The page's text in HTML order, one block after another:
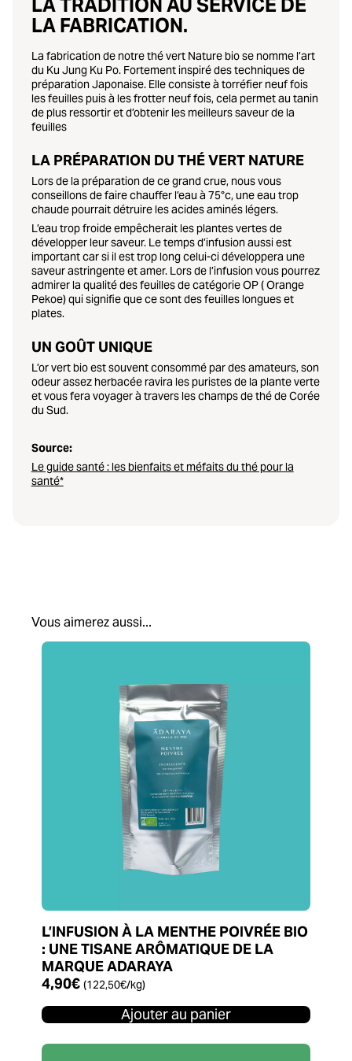
LA FABRICATION.
La fabrication de notre thé vert Nature bio se nomme l’art
du Ku Jung Ku Po. Fortement inspiré des techniques de
préparation Japonaise. Elle consiste à torréfier neuf fois
les feuilles puis à les frotter neuf fois,cela permet au tanin
de plus ressortir et d’obtenir les meilleurs saveur de la
feuilles
LA PRÉPARATION DU THÉ VERT NATURE
Lors de la préparation de ce grand crue, nous vous
conseillons de faire chauffer l’eau à 75°c, une eau trop
chaude pourrait détruire les acides aminés légers.
L’eau trop froide empêcherait les plantes vertes de
développer leur saveur. Le temps d’infusion aussi est
important car si il est trop long celui-ci développera une
saveur astringente et amer. Lors de l’infusion vous pourrez
admirer la qualité desfeuilles de catégorie OP ( Orange
Pekoe)qui signifie que ce sont des feuilles longues et
plates.
UN GOÛT UNIQUE
L’or vert bio est souvent consommé par des amateurs, son
odeur assez herbacée ravira les puristes de la plante verte
et vous fera voyager à travers les champs de thé de Corée
du Sud.
Source:
Le guide santé : les bienfaits et méfaits du thé pour la
santé*
Vous aimerez aussi...
L’INFUSION À LA MENTHE POIVRÉE BIO
: UNE TISANE ARÔMATIQUE DE LA
MARQUE ADARAYA
4,90€ (122,50€/kg)
Ajouter au panier
Ce